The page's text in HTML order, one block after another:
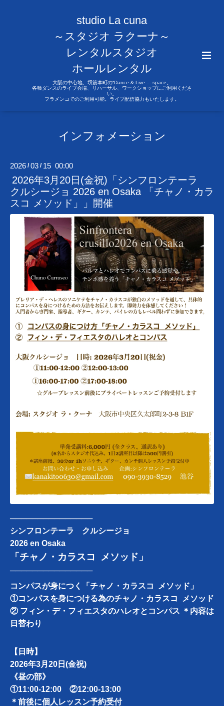
studio La cuna
～スタジオ ラクーナ～
レンタルスタジオ
ホールレンタル
大阪の中心地、堺筋本町の“Dance & Live ... space。
各種ダンスのライブ会場、リハーサル、ワークショップにご利用くださ
い。
フラメンコでのご利用可能。ライブ配信協力もいたします。
インフォメーション
2026 /03 / 15 00:00
2026年3月20日(金祝)「シンフロンテーラ
クルシージョ 2026 en Osaka 「チャノ・カラ
スコ メソッド」」開催
───────────────
シンフロンテーラ クルシージョ
2026 en Osaka
「チャノ・カラスコ メソッド」
───────────────
コンパスが身につく「チャノ・カラスコ メソッド」
①コンパスを身につける為のチャノ・カラスコ メソッド
② フィン・デ・フィエスタのハレオとコンパス ＊内容は
日替わり
【日時】
2026年3月20日(金祝)
《昼の部》
①11:00-12:00 ②12:00-13:00
＊前後に個人レッスン予約受付